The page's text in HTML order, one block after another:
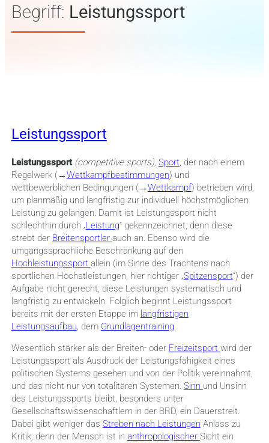
Begriff: Leistungssport
Leistungssport
Leistungssport (competitive sports), Sport, der nach einem
Regelwerk (→Wettkampfbestimmungen) und
wettbewerblichen Bedingungen (→Wettkampf) betrieben wird,
um planmäßig und langfristig zur individuell höchstmöglichen
Leistung zu gelangen. Damit ist Leistungssport nicht
schlechthin durch „Leistung“ gekennzeichnet, denn diese
strebt der Breitensportler auch an. Ebenso wird die
umgangssprachliche Beschränkung auf den
Hochleistungssport allein (im Sinne des Trachtens nach
sportlichen Höchstleistungen, hier richtiger „Spitzensport“) der
Aufgabe nicht gerecht, diese Leistungen systematisch und
langfristig zu entwickeln. Folglich beginnt Leistungssport
bereits mit der ersten Etappe im langfristigen
Leistungsaufbau, dem Grundlagentraining.
Wesentlich stärker als der Breiten- oder Freizeitsport wird der
Leistungssport als Ausdruck der Leistungsfähigkeit eines
politischen Systems gesehen und von der Politik vereinnahmt,
und das nicht nur von totalitären Systemen. Sinn und Unsinn
des Leistungssports bleibt, besonders unter
Gesellschaftswissenschaftlern in der BRD, ein Dauerstreit.
Dabei gibt weniger das Streben nach Leistungen Anlass zu
Kritik, denn der Mensch ist in anthropologischer Sicht ein